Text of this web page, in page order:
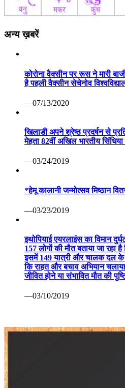
अन्य ख़बरें
कोरोना वैक्सीन पर रूस ने मारी
है पहली वैक्सीन सेचेनोव
—07/13/2020
खिलाडी अपने श्रेष्ठ प्रदर्षन से
मेहता 82वीं अखिल भारतीय सिंधिया
—03/24/2019
*हेमू कालानी जन्मोत्सव मिष्ठान
—03/23/2019
इथोपियाई एयरलाइंस का विमान
157 लोगों की मौत बताया जा रहा
इसमें 149 यात्री और चालक दल
कि राहत और बचाव अभियान
जीवित होने या संभावित मौत की
—03/10/2019